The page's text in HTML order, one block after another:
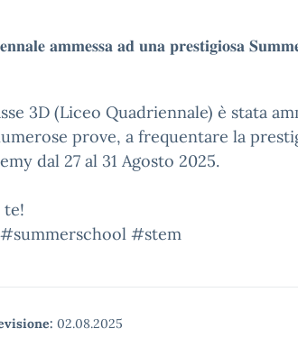
𝐚𝐦𝐦𝐞𝐬𝐬𝐚 𝐚𝐝 𝐮𝐧𝐚 𝐩𝐫𝐞𝐬𝐭𝐢𝐠𝐢𝐨𝐬𝐚
3D (Liceo Quadriennale) è stata
prove, a frequentare la
dal 27 al 31 Agosto 2025.
te!
#stem
02.08.2025